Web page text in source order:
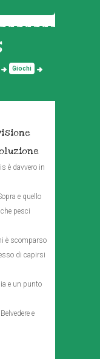
Giochi
è davvero in
e quello
pesci
è scomparso
di capirsi
e un punto
e